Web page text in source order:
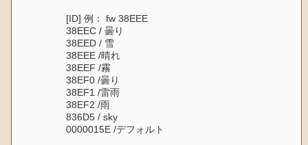
[ID] 例： fw 38EEE
38EEC / 曇り
38EED / 雪
38EEE /晴れ
38EEF /霧
38EF0 /曇り
38EF1 /雷雨
38EF2 /雨
836D5 / sky
0000015E /デフォルト